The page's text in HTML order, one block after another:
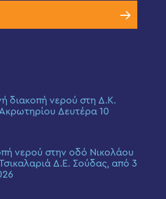
διακοπή νερού στη Δ.Κ.
Δευτέρα 10
νερού στην οδό Νικολάου
Δ.Ε. Σούδας, από 3